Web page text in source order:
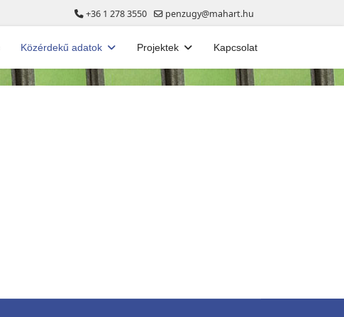
+36 1 278 3550 penzugy@mahart.hu
Közérdekű adatok Projektek Kapcsolat